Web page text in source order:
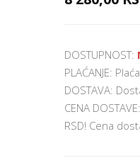
DOSTUPNOST:
PLAĆANJE:
DOSTAVA:
CENA
RSD! Cena